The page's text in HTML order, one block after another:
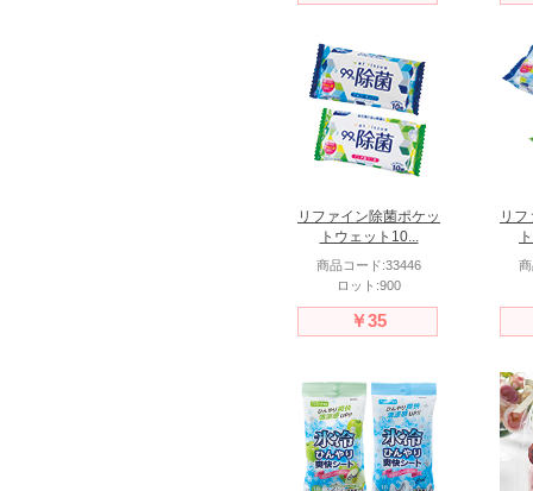
リファイン除菌ポケッ
トウェット10...
商品コード:33446
ロット:900
￥35
リフ